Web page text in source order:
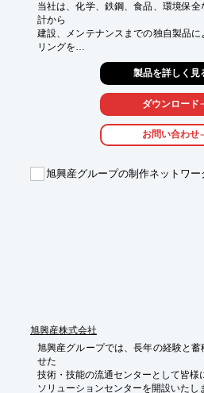
当社は、化学、鉄鋼、食品、環境保
計から
建設、メンテナンスまでの独自製品
リングを
展開している会社です。
中でも粉粒体のハンドリング技術、
ニューマ」(高圧高濃度空気輸送装置)
低速空気輸送装置)など特長ある製品
評価をいただいています。
合わせください。
製品を詳しく見
ダウンロード
お問い合わせ
旭興産グループの制作ネットワー
旭興産株式会社
旭興産グループでは、長年の経験と
せた
技術・技能の流通センターとして皆様
ソリューションセンターを開設いたし